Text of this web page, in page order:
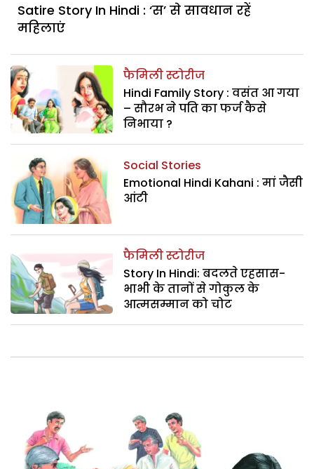
Satire Story In Hindi : ‘स’ से सावधान रहें
महिलाएं
फैमिली स्टोरीज
Hindi Family Story : वसंत आ गया
– सौरभ ने पति का फर्ज कैसे
निभाया ?
Social Stories
Emotional Hindi Kahani : मां जैसी
आंटी
फैमिली स्टोरीज
Story In Hindi: बदलते एहसास-
भाभी के तानों से गोकुल के
आत्मसम्मान को चोट